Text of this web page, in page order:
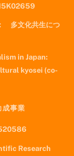
多文化共生につ
in Japan:
kyosei (co-
事業
Research